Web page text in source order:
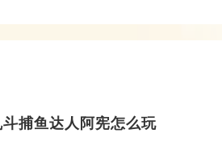
捕鱼达人阿宪怎么玩